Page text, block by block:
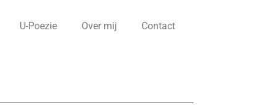
U-Poezie Over mij Contact